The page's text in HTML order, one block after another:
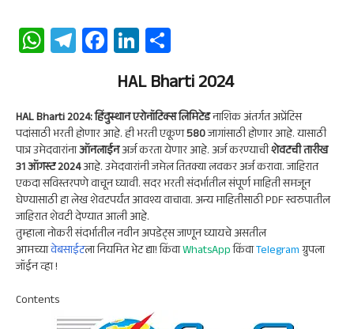
W
ha
A
p
p
Te
le
a
m
Fa
ce
b
oo
k
Li
n
ke
dI
n
ha
re
HAL Bharti 2024
HAL Bharti 2024: हिंदुस्थान एरोनॉटिक्स लिमिटेडनाशिक अंतर्गत अप्रेंटिस
पदांसाठी भरती होणार आहे. ही भरती एकूण580जागांसाठी होणार आहे. यासाठी
पात्र उमेदवारांनाऑनलाईनअर्ज करता येणार आहे. अर्ज करण्याचीशेवटची तारीख
31 ऑगस्ट 2024आहे. उमेदवारांनी जमेल तितक्या लवकर अर्ज करावा. जाहिरात
एकदा सविस्तरपणे वाचून घ्यावी. सदर भरती संदर्भातील संपूर्ण माहिती समजून
घेण्यासाठी हा लेख शेवटपर्यंत आवश्य वाचावा. अन्य माहितीसाठी PDF स्वरुपातील
जाहिरात शेवटी देण्यात आली आहे.
तुम्हाला नोकरी संदर्भातील नवीन अपडेट्स जाणून घ्यायचे असतील
आमच्यावेबसाईटला नियमित भेट द्या! किंवाWhatsAppकिंवाTelegramग्रुपला
जॉईन व्हा !
Contents